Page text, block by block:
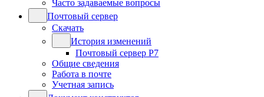
Часто задаваемые вопросы
Почтовый сервер
Скачать
История изменений
Почтовый сервер Р7
Общие сведения
Работа в почте
Учетная запись